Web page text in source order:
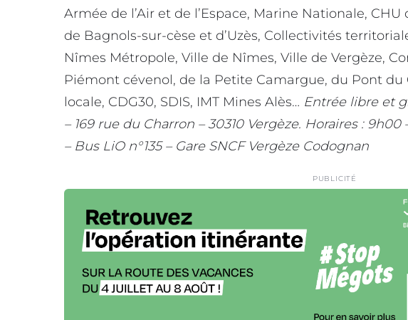
Armée de l’Air et de l’Espace, Marine Nationale,
de Bagnols-sur-cèse et d’Uzès, Collectivités
Nîmes Métropole, Ville de Nîmes, Ville de Vergèze,
Piémont cévenol, de la Petite Camargue, du Pont du
locale, CDG30, SDIS, IMT Mines Alès… Entrée libre et
– 169 rue du Charron – 30310 Vergèze. Horaires :
– Bus LiO n°135 – Gare SNCF Vergèze Codognan
PUBLICITÉ